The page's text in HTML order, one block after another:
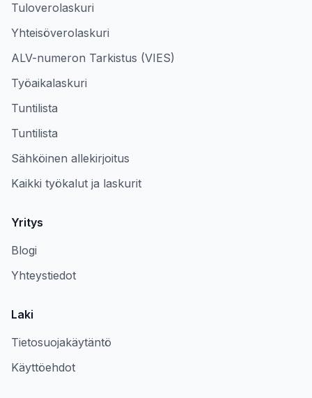
Tuloverolaskuri
Yhteisöverolaskuri
ALV-numeron Tarkistus (VIES)
Työaikalaskuri
Tuntilista
Tuntilista
Sähköinen allekirjoitus
Kaikki työkalut ja laskurit
Yritys
Blogi
Yhteystiedot
Laki
Tietosuojakäytäntö
Käyttöehdot